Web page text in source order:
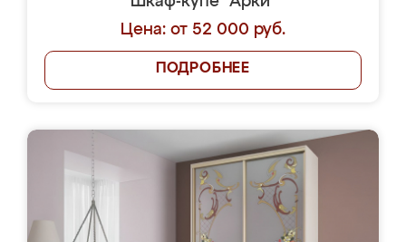
Цена: от 52 000 руб.
ПОДРОБНЕЕ